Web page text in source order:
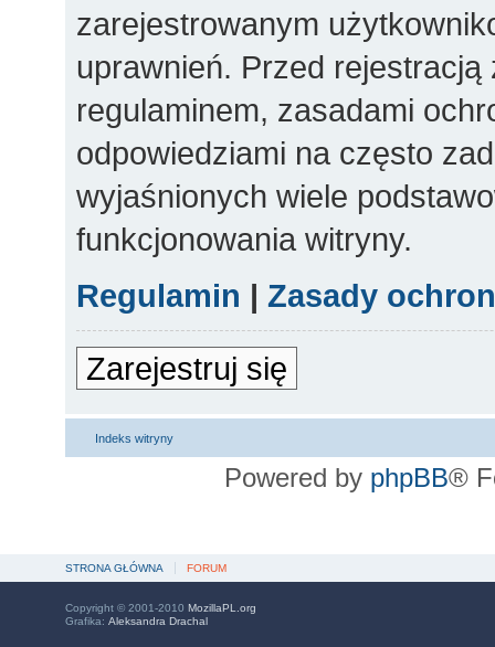
zarejestrowanym
uprawnień. Przed
regulaminem, zasadami
odpowiedziami na często
wyjaśnionych wiele
funkcjonowania witryny.
Regulamin | Zasady
Zarejestruj się
Indeks witryny
Powered by phpBB®
STRONA GŁÓWNA FORUM
Copyright © 2001-2010 MozillaPL.org
Grafika: Aleksandra Drachal